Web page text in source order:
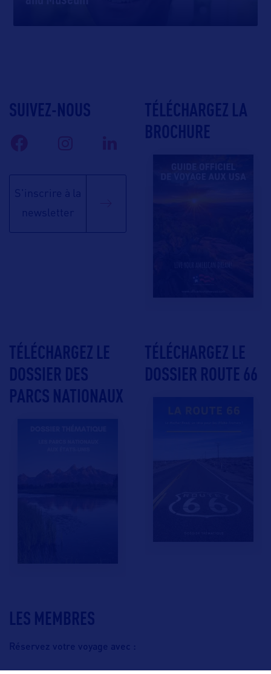
LES MEMBRES
Réservez votre voyage avec :
SUIVEZ-NOUS
S'inscrire à la
newsletter
TÉLÉCHARGEZ LA
BROCHURE
TÉLÉCHARGEZ LE
DOSSIER DES
PARCS NATIONAUX
TÉLÉCHARGEZ LE
DOSSIER ROUTE 66